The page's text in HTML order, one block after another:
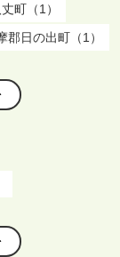
町（1）
郡日の出町（1）